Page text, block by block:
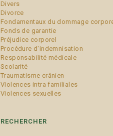
Divers
Divorce
Fondamentaux du dommage
Fonds de garantie
Préjudice corporel
Procédure d'indemnisation
Responsabilité médicale
Scolarité
Traumatisme crânien
Violences intra familiales
Violences sexuelles
RECHERCHER